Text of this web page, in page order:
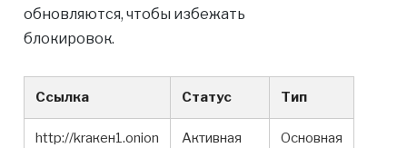
обновляются, чтобы избежать
блокировок.
Ссылка Статус Тип
http://kraкен1.onion Активная Основная